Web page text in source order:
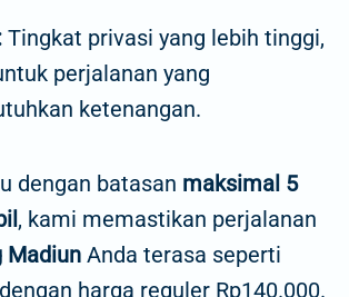
Tingkat privasi yang lebih tinggi,
perjalanan yang
ketenangan.
dengan batasan maksimal 5
, kami memastikan perjalanan
Madiun Anda terasa seperti
harga reguler Rp140.000.